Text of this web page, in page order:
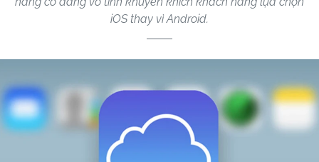
iOS thay vì Android.